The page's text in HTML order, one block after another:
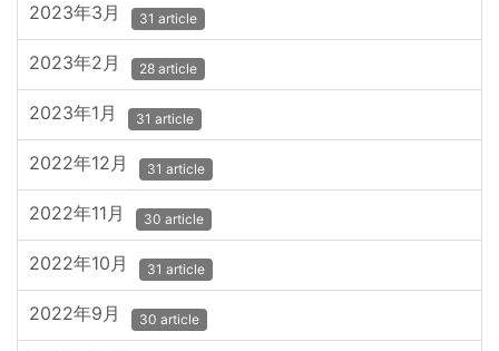
2023年3月 31 article
2023年2月 28 article
2023年1月 31 article
2022年12月 31 article
2022年11月 30 article
2022年10月 31 article
2022年9月 30 article